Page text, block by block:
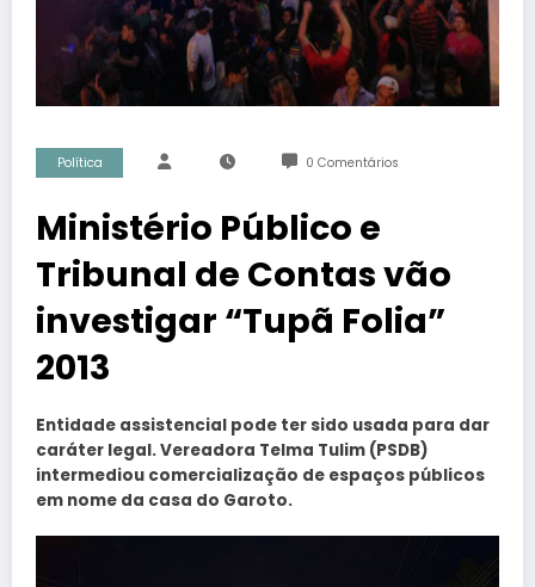
Política 0 Comentários
Ministério Público e
Tribunal de Contas vão
investigar “Tupã Folia”
2013
Entidade assistencial pode ter sido usada para dar
caráter legal. Vereadora Telma Tulim (PSDB)
intermediou comercialização de espaços públicos
em nome da casa do Garoto.